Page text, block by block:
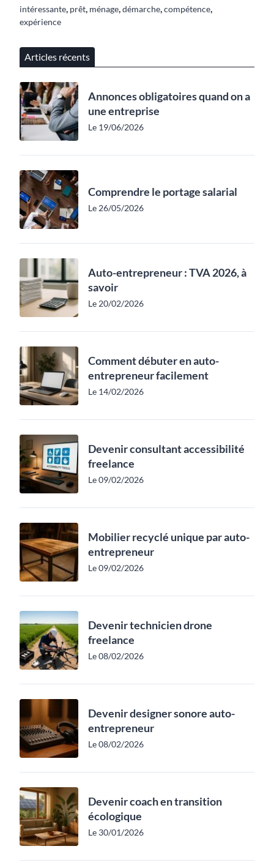
intéressante, prêt, ménage,démarche,compétence,
expérience
Articles récents
Annonces obligatoires quand on a
une entreprise
Le 19/06/2026
Comprendre le portage salarial
Le 26/05/2026
Auto-entrepreneur : TVA 2026, à
savoir
Le 20/02/2026
Comment débuter en auto-
entrepreneur facilement
Le 14/02/2026
Devenir consultant accessibilité
freelance
Le 09/02/2026
Mobilier recyclé unique par auto-
entrepreneur
Le 09/02/2026
Devenir technicien drone
freelance
Le 08/02/2026
Devenir designer sonore auto-
entrepreneur
Le 08/02/2026
Devenir coach en transition
écologique
Le 30/01/2026